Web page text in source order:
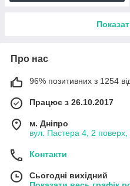
Про нас
96% позитивних з 1254
Працює з 26.10.2017
м. Дніпро
вул. Пастера 4, 2 поверх,
Контакти
Сьогодні вихідний